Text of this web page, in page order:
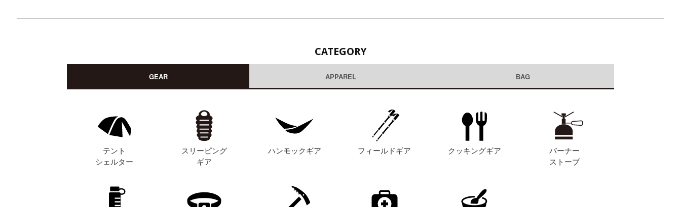
CATEGORY
GEAR APPAREL BAG
テント
シェルター
スリーピング
ギア
ハンモックギア フィールドギア クッキングギア
バーナー
ストーブ